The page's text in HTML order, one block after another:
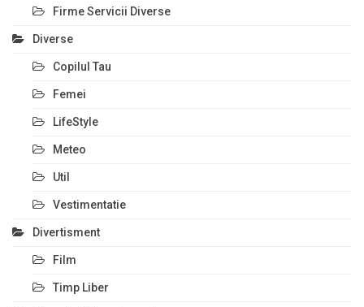
Firme Servicii Diverse
Diverse
Copilul Tau
Femei
LifeStyle
Meteo
Util
Vestimentatie
Divertisment
Film
Timp Liber